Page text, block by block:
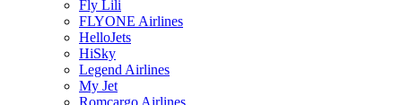
Fly Lili
FLYONE Airlines
HelloJets
HiSky
Legend Airlines
My Jet